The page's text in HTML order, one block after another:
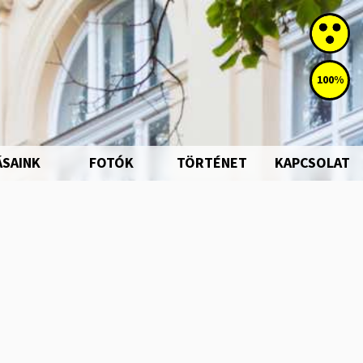
100%
FOTÓK TÖRTÉNET KAPCSOLAT